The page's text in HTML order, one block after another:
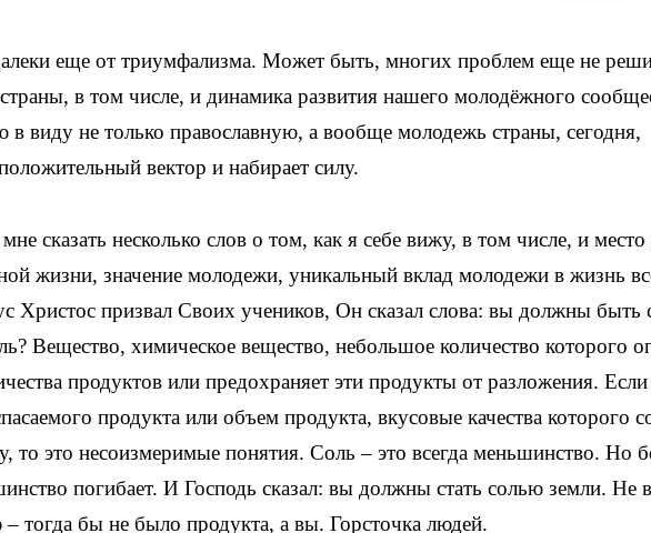
еще от триумфализма. Может быть, многих проблем еще не
в том числе, и динамика развития нашего молодёжного
в виду не только православную, а вообще молодежь страны, сегодня,
вектор и набирает силу.
сказать несколько слов о том, как я себе вижу, в том числе, и
жизни, значение молодежи, уникальный вклад молодежи в жизнь
Христос призвал Своих учеников, Он сказал слова: вы должны быть
Вещество, химическое вещество, небольшое количество которого
продуктов или предохраняет эти продукты от разложения. Если
продукта или объем продукта, вкусовые качества которого
то это несоизмеримые понятия. Соль – это всегда меньшинство. Но
погибает. И Господь сказал: вы должны стать солью земли. Не
– тогда бы не было продукта, а вы. Горсточка людей.